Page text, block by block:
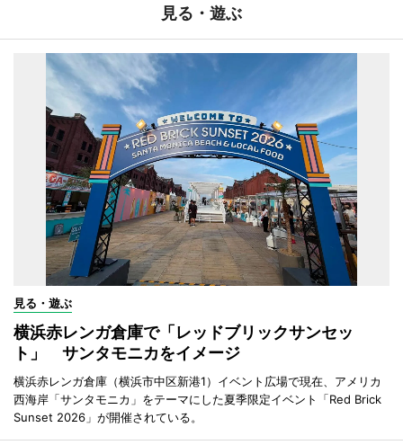
見る・遊ぶ
見る・遊ぶ
横浜赤レンガ倉庫で「レッドブリックサンセッ
ト」 サンタモニカをイメージ
横浜赤レンガ倉庫（横浜市中区新港1）イベント広場で現在、アメリカ
西海岸「サンタモニカ」をテーマにした夏季限定イベント「Red Brick
Sunset 2026」が開催されている。